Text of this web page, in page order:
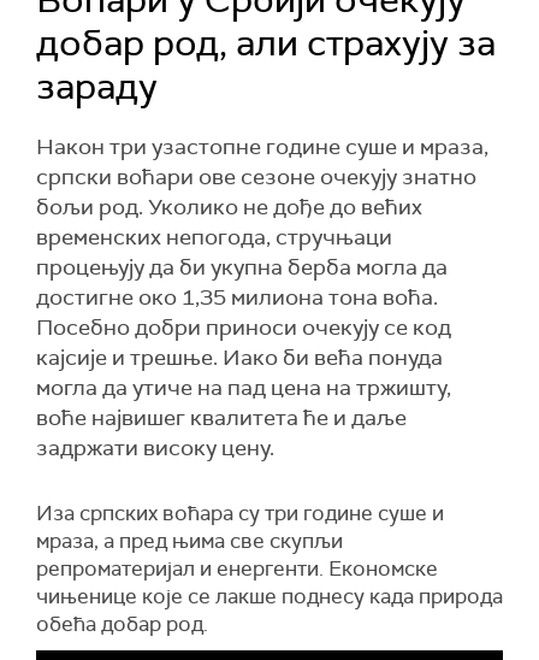
добар род, али страхују за
зараду
Након три узастопне године суше и мраза,
српски воћари ове сезоне очекују знатно
бољи род. Уколико не дође до већих
временских непогода, стручњаци
процењују да би укупна берба могла да
достигне око 1,35 милиона тона воћа.
Посебно добри приноси очекују се код
кајсије и трешње. Иако би већа понуда
могла да утиче на пад цена на тржишту,
воће највишег квалитета ће и даље
задржати високу цену.
Иза српских воћара су три године суше и
мраза, а пред њима све скупљи
репроматеријал и енергенти. Економске
чињенице које се лакше поднесу када природа
обећа добар род.